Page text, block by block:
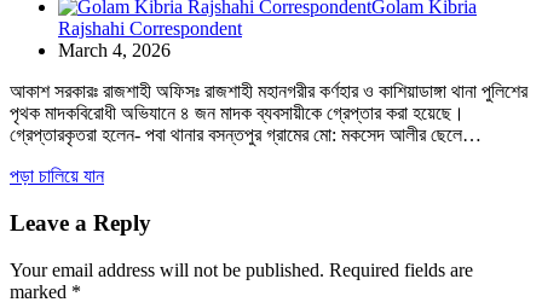
Golam Kibria
Rajshahi Correspondent
March 4, 2026
আকাশ সরকারঃ রাজশাহী অফিসঃ রাজশাহী মহানগরীর কর্ণহার ও কাশিয়াডাঙ্গা থানা পুলিশের
পৃথক মাদকবিরোধী অভিযানে ৪ জন মাদক ব্যবসায়ীকে গ্রেপ্তার করা হয়েছে।
গ্রেপ্তারকৃতরা হলেন- পবা থানার বসন্তপুর গ্রামের মো: মকসেদ আলীর ছেলে…
পড়া চালিয়ে যান
Leave a Reply
Your email address will not be published. Required fields are
marked *